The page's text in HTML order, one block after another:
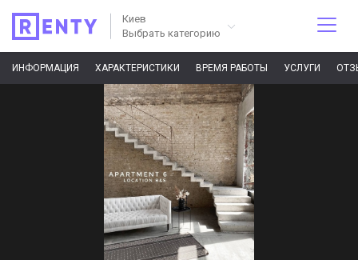
Киев
Выбрать категорию
ИНФОРМАЦИЯ ХАРАКТЕРИСТИКИ ВРЕМЯ РАБОТЫ УСЛУГИ